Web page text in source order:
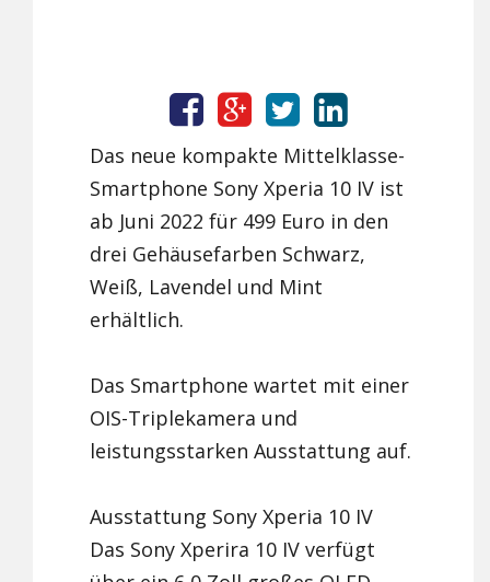
Das neue kompakte Mittelklasse-
Smartphone Sony Xperia 10 IV ist
ab Juni 2022 für 499 Euro in den
drei Gehäusefarben Schwarz,
Weiß, Lavendel und Mint
erhältlich.
Das Smartphone wartet mit einer
OIS-Triplekamera und
leistungsstarken Ausstattung auf.
Ausstattung Sony Xperia 10 IV
Das Sony Xperira 10 IV verfügt